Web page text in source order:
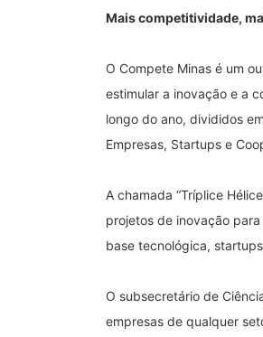
Mais competitividade,
O Compete Minas é um
estimular a inovação e a
longo do ano, divididos
Empresas, Startups e
A chamada “Tríplice
projetos de inovação
base tecnológica,
O subsecretário de
empresas de qualquer